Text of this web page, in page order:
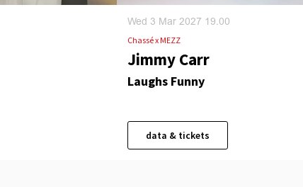
Jimmy Carr
Laughs Funny
Chassé x MEZZ
Wed 3 Mar 2027 19.00
data & tickets